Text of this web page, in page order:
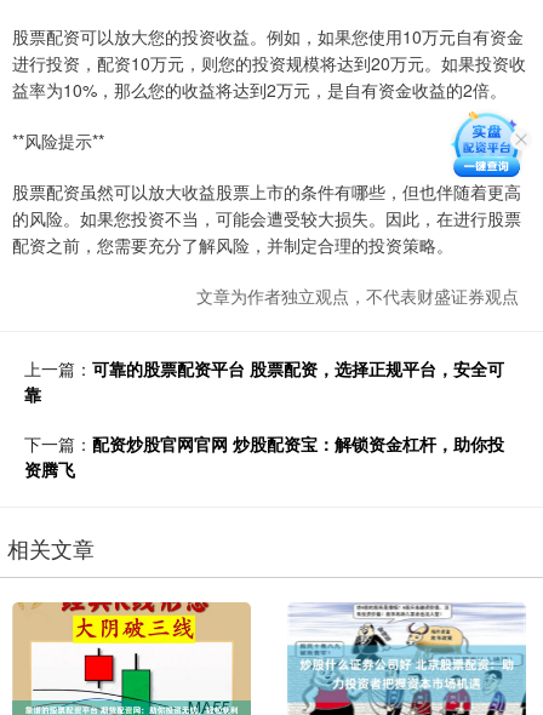
股票配资可以放大您的投资收益。例如，如果您使用10万元自有资金
进行投资，配资10万元，则您的投资规模将达到20万元。如果投资收
益率为10%，那么您的收益将达到2万元，是自有资金收益的2倍。
**风险提示**
股票配资虽然可以放大收益股票上市的条件有哪些，但也伴随着更高
的风险。如果您投资不当，可能会遭受较大损失。因此，在进行股票
配资之前，您需要充分了解风险，并制定合理的投资策略。
文章为作者独立观点，不代表财盛证券观点
上一篇： 可靠的股票配资平台 股票配资，选择正规平台，安全可
靠
下一篇： 配资炒股官网官网 炒股配资宝：解锁资金杠杆，助你投
资腾飞
相关文章